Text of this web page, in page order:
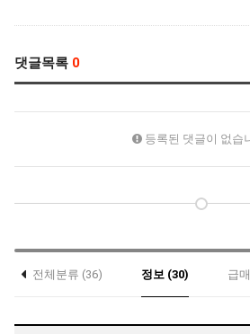
댓글목록 0
등록된 댓글이 없습
전체분류 (36) 정보 (30) 급